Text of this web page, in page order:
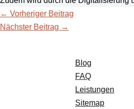
← Vorheriger Beitrag
Nächster Beitrag →
Blog
FAQ
Leistungen
Sitemap